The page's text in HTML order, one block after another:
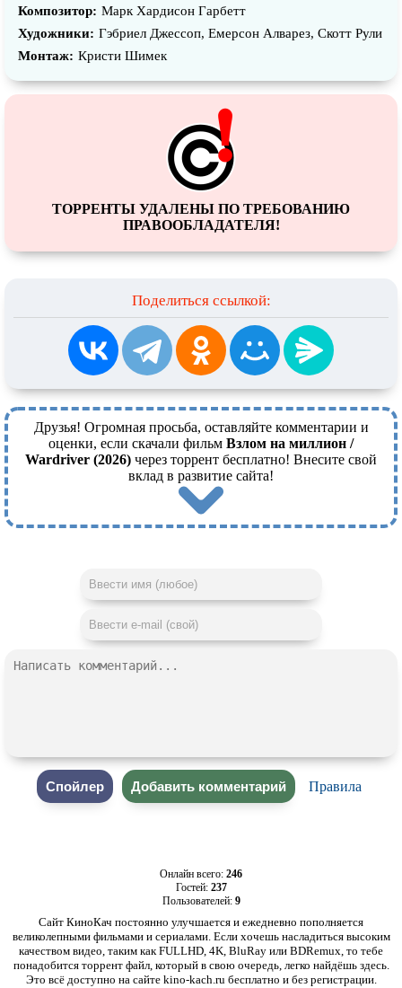
Композитор: Марк Хардисон Гарбетт
Художники: Гэбриел Джессоп, Емерсон Алварез, Скотт Рули
Монтаж: Кристи Шимек
ТОРРЕНТЫ УДАЛЕНЫ ПО ТРЕБОВАНИЮ
ПРАВООБЛАДАТЕЛЯ!
Поделиться ссылкой:
Друзья! Огромная просьба, оставляйте комментарии и
оценки, если скачали фильм Взлом на миллион /
Wardriver (2026) через торрент бесплатно! Внесите свой
вклад в развитие сайта!
Правила
Онлайн всего: 246
Гостей: 237
Пользователей: 9
Сайт КиноКач постоянно улучшается и ежедневно пополняется
великолепными фильмами и сериалами. Если хочешь насладиться высоким
качеством видео, таким как FULLHD, 4K, BluRay или BDRemux, то тебе
понадобится торрент файл, который в свою очередь, легко найдёшь здесь.
Это всё доступно на сайте kino-kach.ru бесплатно и без регистрации.